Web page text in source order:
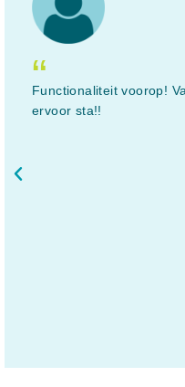
“
Functionaliteit voorop!
ervoor sta!!